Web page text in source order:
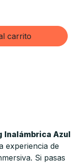
carrito
Inalámbrica Azul
experiencia de
Si pasas